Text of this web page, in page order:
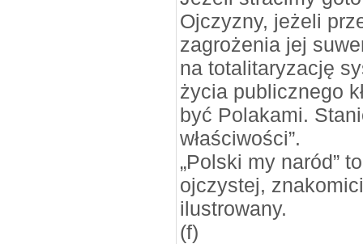
Ojczyzny, jeżeli
zagrożenia jej
na totalitaryzację
życia publicznego
być Polakami.
właściwości”.
„Polski my naród”
ojczystej,
ilustrowany.
(f)